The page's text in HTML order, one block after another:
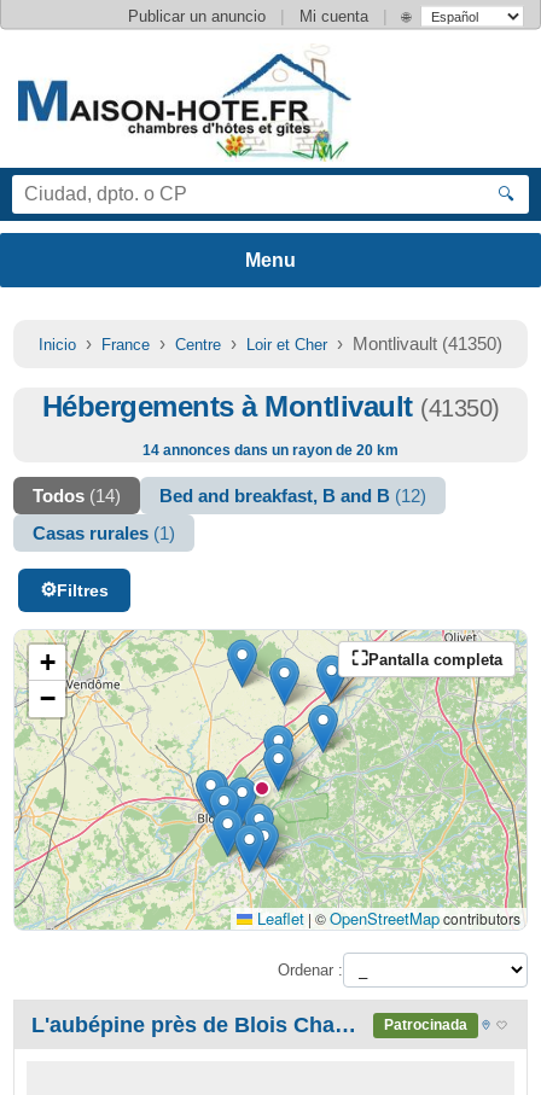
Publicar un anuncio | Mi cuenta | 🌐
🔍
Inicio › France › Centre › Loir et Cher› Montlivault (41350)
Hébergements à Montlivault (41350)
14 annonces dans un rayon de 20 km
Todos (14) Bed and breakfast, B and B (12)
Casas rurales (1)
Filtres
Pantalla completa
+
−
Leaflet | ©OpenStreetMapcontributors
Ordenar :
L'aubépine près de Blois Chambord, au milieu des Châteaux de la Loire Patrocinada